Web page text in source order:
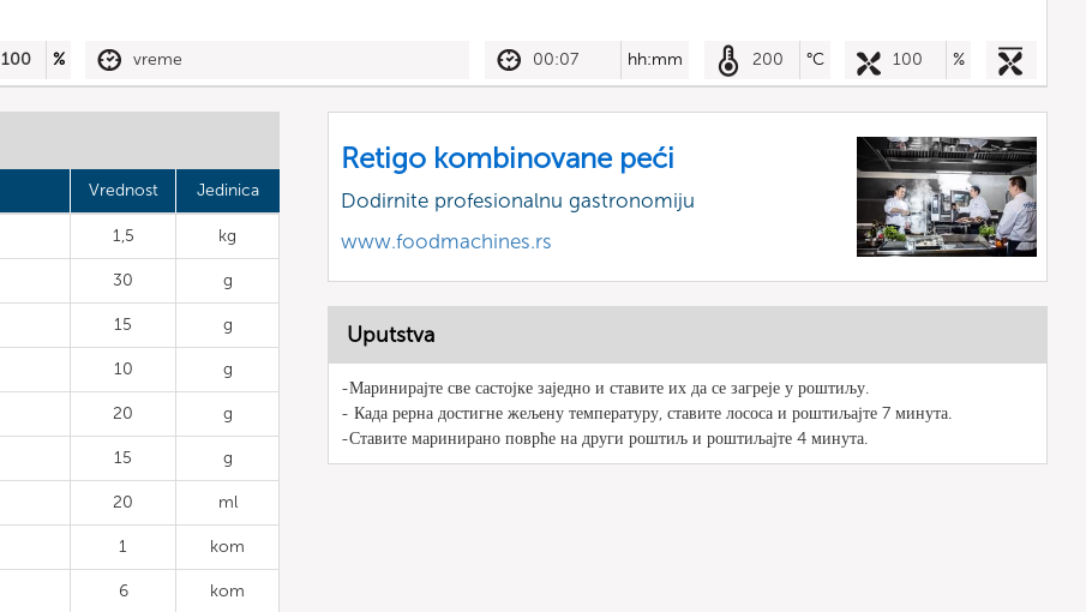
100 % vreme 00:07 hh:mm 200 °C 100 %
Vrednost Jedinica
1,5 kg
30 g
15 g
10 g
20 g
15 g
20 ml
1 kom
6 kom
Retigo kombinovane peći
Dodirnite profesionalnu gastronomiju
www.foodmachines.rs
Uputstva
-Маринирајте све састојке заједно и ставите их да се загреје у роштиљу.
- Када рерна достигне жељену температуру, ставите лососа и роштиљајте 7 минута.
-Ставите маринирано поврће на други роштиљ и роштиљајте 4 минута.